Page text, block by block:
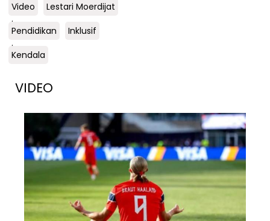
Video
Lestari Moerdijat
.
Pendidikan
Inklusif
.
Kendala
VIDEO